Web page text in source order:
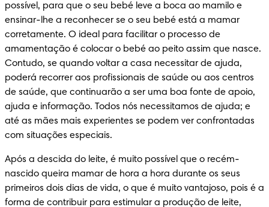
possível, para que o seu bebé leve a boca ao mamilo e
ensinar-lhe a reconhecer se o seu bebé está a mamar
corretamente. O ideal para facilitar o processo de
amamentação é colocar o bebé ao peito assim que nasce.
Contudo, se quando voltar a casa necessitar de ajuda,
poderá recorrer aos profissionais de saúde ou aos centros
de saúde, que continuarão a ser uma boa fonte de apoio,
ajuda e informação. Todos nós necessitamos de ajuda; e
até as mães mais experientes se podem ver confrontadas
com situações especiais.
Após a descida do leite, é muito possível que o recém-
nascido queira mamar de hora a hora durante os seus
primeiros dois dias de vida, o que é muito vantajoso, pois é a
forma de contribuir para estimular a produção de leite,